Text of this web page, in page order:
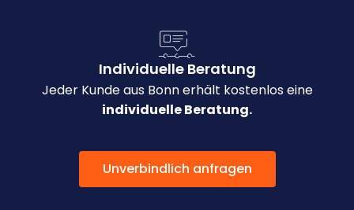
Individuelle Beratung
Jeder Kunde aus Bonn erhält kostenlos eine
individuelle Beratung.
Unverbindlich anfragen